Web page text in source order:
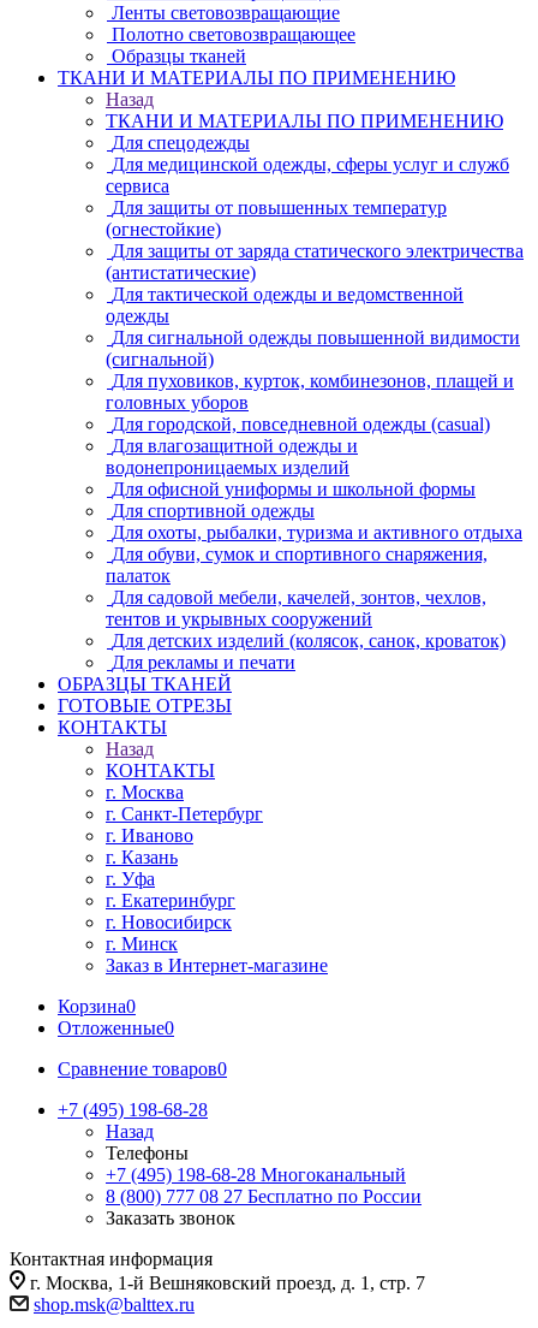
Ленты световозвращающие
Полотно световозвращающее
Образцы тканей
ТКАНИ И МАТЕРИАЛЫ ПО ПРИМЕНЕНИЮ
Назад
ТКАНИ И МАТЕРИАЛЫ ПО ПРИМЕНЕНИЮ
Для спецодежды
Для медицинской одежды, сферы услуг и служб
сервиса
Для защиты от повышенных температур
(огнестойкие)
Для защиты от заряда статического электричества
(антистатические)
Для тактической одежды и ведомственной
одежды
Для сигнальной одежды повышенной видимости
(сигнальной)
Для пуховиков, курток, комбинезонов, плащей и
головных уборов
Для городской, повседневной одежды (casual)
Для влагозащитной одежды и
водонепроницаемых изделий
Для офисной униформы и школьной формы
Для спортивной одежды
Для охоты, рыбалки, туризма и активного отдыха
Для обуви, сумок и спортивного снаряжения,
палаток
Для садовой мебели, качелей, зонтов, чехлов,
тентов и укрывных сооружений
Для детских изделий (колясок, санок, кроваток)
Для рекламы и печати
ОБРАЗЦЫ ТКАНЕЙ
ГОТОВЫЕ ОТРЕЗЫ
КОНТАКТЫ
Назад
КОНТАКТЫ
г. Москва
г. Санкт-Петербург
г. Иваново
г. Казань
г. Уфа
г. Екатеринбург
г. Новосибирск
г. Минск
Заказ в Интернет-магазине
Корзина0
Отложенные0
Сравнение товаров0
+7 (495) 198-68-28
Назад
Телефоны
+7 (495) 198-68-28 Многоканальный
8 (800) 777 08 27 Бесплатно по России
Заказать звонок
Контактная информация
г. Москва, 1-й Вешняковский проезд, д. 1, стр. 7
shop.msk@balttex.ru